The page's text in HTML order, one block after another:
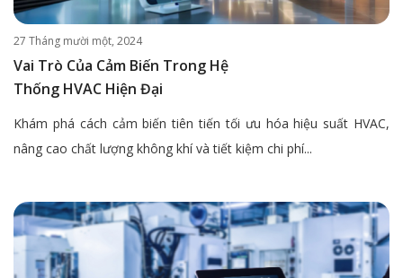
27 Tháng mười một, 2024
Vai Trò Của Cảm Biến Trong Hệ
Thống HVAC Hiện Đại
Khám phá cách cảm biến tiên tiến tối ưu hóa hiệu suất HVAC,
nâng cao chất lượng không khí và tiết kiệm chi phí...